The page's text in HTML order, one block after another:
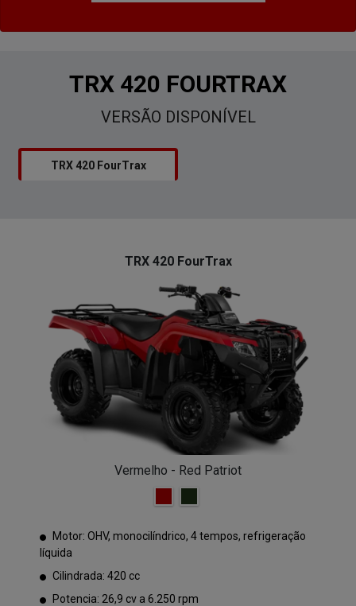
TRX 420 FOURTRAX
VERSÃO DISPONÍVEL
TRX 420 FourTrax
TRX 420 FourTrax
Vermelho - Red Patriot
Motor: OHV, monocilíndrico, 4 tempos, refrigeração
líquida
Cilindrada: 420 cc
Potencia: 26,9 cv a 6.250 rpm